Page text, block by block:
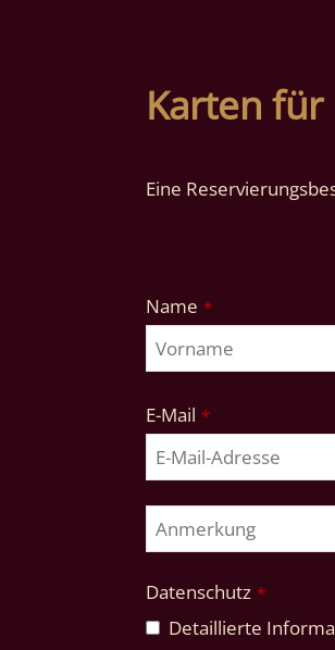
Karten
Eine
Name *
E-Mail *
Datenschutz *
Detaillierte